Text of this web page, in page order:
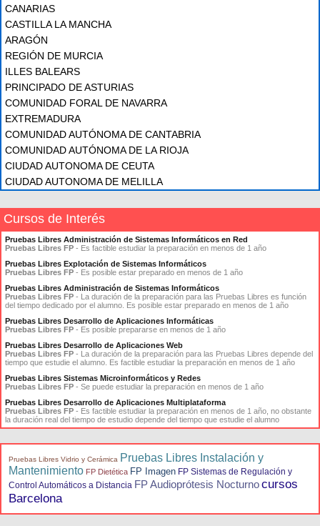
CANARIAS
CASTILLA LA MANCHA
ARAGÓN
REGIÓN DE MURCIA
ILLES BALEARS
PRINCIPADO DE ASTURIAS
COMUNIDAD FORAL DE NAVARRA
EXTREMADURA
COMUNIDAD AUTÓNOMA DE CANTABRIA
COMUNIDAD AUTÓNOMA DE LA RIOJA
CIUDAD AUTONOMA DE CEUTA
CIUDAD AUTONOMA DE MELILLA
Cursos de Interés
Pruebas Libres Administración de Sistemas Informáticos en Red
Pruebas Libres FP - Es factible estudiar la preparación en menos de 1 año
Pruebas Libres Explotación de Sistemas Informáticos
Pruebas Libres FP - Es posible estar preparado en menos de 1 año
Pruebas Libres Administración de Sistemas Informáticos
Pruebas Libres FP - La duración de la preparación para las Pruebas Libres es función
del tiempo dedicado por el alumno. Es posible estar preparado en menos de 1 año
Pruebas Libres Desarrollo de Aplicaciones Informáticas
Pruebas Libres FP - Es posible prepararse en menos de 1 año
Pruebas Libres Desarrollo de Aplicaciones Web
Pruebas Libres FP - La duración de la preparación para las Pruebas Libres depende del
tiempo que estudie el alumno. Es factible estudiar la preparación en menos de 1 año
Pruebas Libres Sistemas Microinformáticos y Redes
Pruebas Libres FP - Se puede estudiar la preparación en menos de 1 año
Pruebas Libres Desarrollo de Aplicaciones Multiplataforma
Pruebas Libres FP - Es factible estudiar la preparación en menos de 1 año, no obstante
la duración real del tiempo de estudio depende del tiempo que estudie el alumno
Pruebas Libres Vidrio y Cerámica Pruebas Libres Instalación y
Mantenimiento FP Dietética FP Imagen FP Sistemas de Regulación y
Control Automáticos a Distancia FP Audioprótesis Nocturnocursos
Barcelona